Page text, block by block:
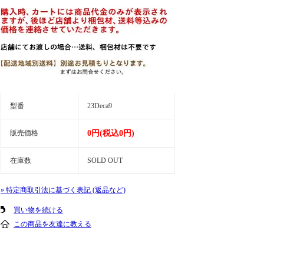
型番 23Deca9
販売価格 0円(税込0円)
在庫数 SOLD OUT
» 特定商取引法に基づく表記 (返品など)
買い物を続ける
この商品を友達に教える